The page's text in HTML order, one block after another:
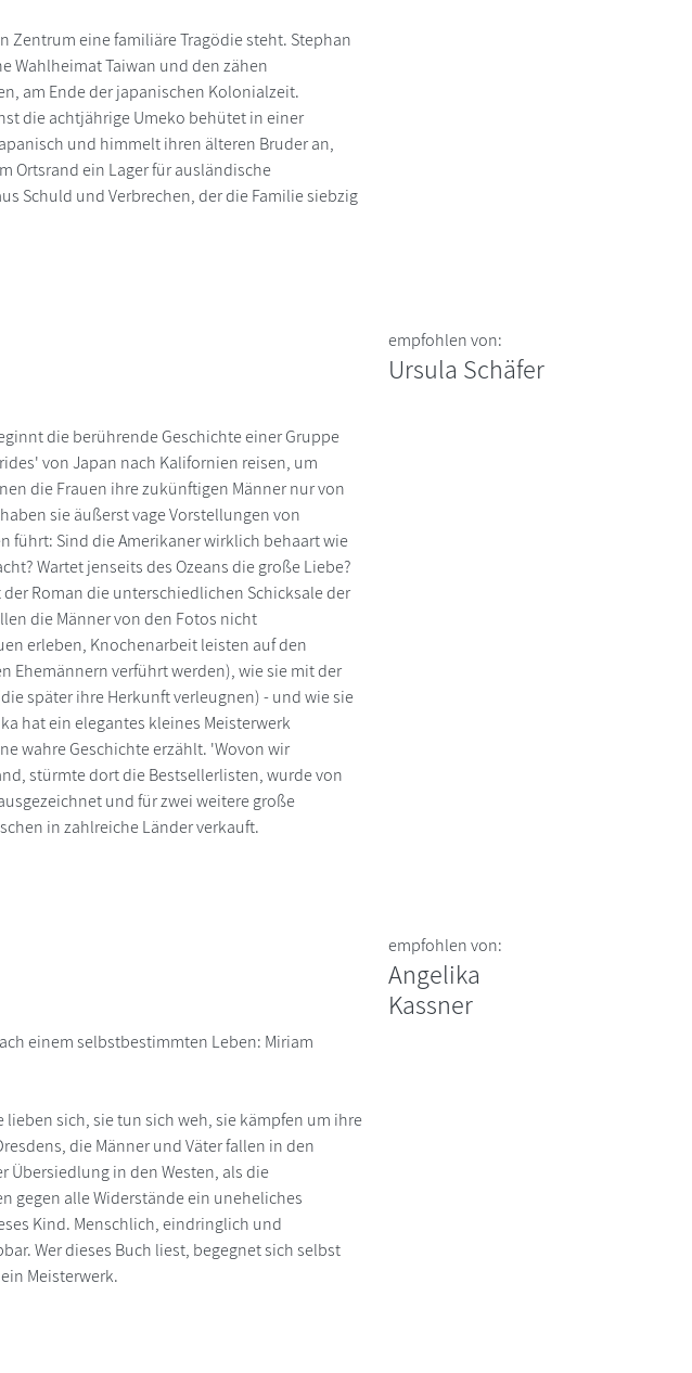
Zentrum eine familiäre Tragödie steht. Stephan
Wahlheimat Taiwan und den zähen
am Ende der japanischen Kolonialzeit.
die achtjährige Umeko behütet in einer
und himmelt ihren älteren Bruder an,
Ortsrand ein Lager für ausländische
Schuld und Verbrechen, der die Familie siebzig
empfohlen von:
Ursula Schäfer
die berührende Geschichte einer Gruppe
von Japan nach Kalifornien reisen, um
die Frauen ihre zukünftigen Männer nur von
sie äußerst vage Vorstellungen von
führt: Sind die Amerikaner wirklich behaart wie
Wartet jenseits des Ozeans die große Liebe?
Roman die unterschiedlichen Schicksale der
die Männer von den Fotos nicht
erleben, Knochenarbeit leisten auf den
Ehemännern verführt werden), wie sie mit der
später ihre Herkunft verleugnen) - und wie sie
hat ein elegantes kleines Meisterwerk
wahre Geschichte erzählt. 'Wovon wir
stürmte dort die Bestsellerlisten, wurde von
und für zwei weitere große
in zahlreiche Länder verkauft.
empfohlen von:
Angelika
Kassner
einem selbstbestimmten Leben: Miriam
lieben sich, sie tun sich weh, sie kämpfen um ihre
die Männer und Väter fallen in den
Übersiedlung in den Westen, als die
gegen alle Widerstände ein uneheliches
Kind. Menschlich, eindringlich und
Wer dieses Buch liest, begegnet sich selbst
Meisterwerk.